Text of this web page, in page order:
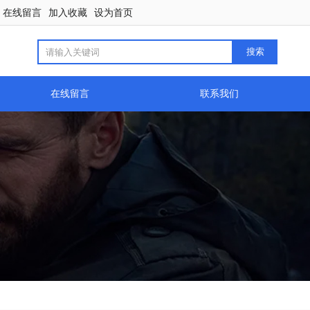
在线留言 加入收藏 设为首页
在线留言 联系我们